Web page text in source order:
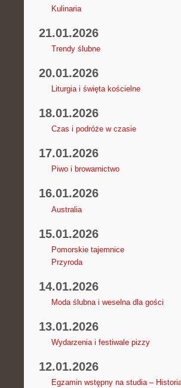
Kulinaria
21.01.2026
Trendy ślubne
20.01.2026
Liturgia i święta kościelne
18.01.2026
Czas i podróże w czasie
17.01.2026
Piwo i browarnictwo
16.01.2026
Australia
15.01.2026
Pomorskie tajemnice
Przyroda
14.01.2026
Moda ślubna i weselna dla gości
13.01.2026
Wydarzenia i festiwale pizzy
12.01.2026
Egzamin wstępny na studia –